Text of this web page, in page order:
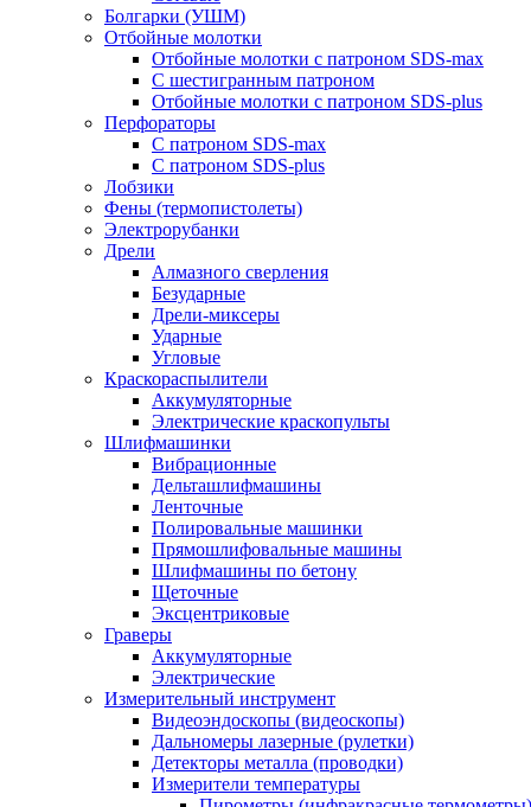
Болгарки (УШМ)
Отбойные молотки
Отбойные молотки с патроном SDS-max
С шестигранным патроном
Отбойные молотки с патроном SDS-plus
Перфораторы
С патроном SDS-max
С патроном SDS-plus
Лобзики
Фены (термопистолеты)
Электрорубанки
Дрели
Алмазного сверления
Безударные
Дрели-миксеры
Ударные
Угловые
Краскораспылители
Аккумуляторные
Электрические краскопульты
Шлифмашинки
Вибрационные
Дельташлифмашины
Ленточные
Полировальные машинки
Прямошлифовальные машины
Шлифмашины по бетону
Щеточные
Эксцентриковые
Граверы
Аккумуляторные
Электрические
Измерительный инструмент
Видеоэндоскопы (видеоскопы)
Дальномеры лазерные (рулетки)
Детекторы металла (проводки)
Измерители температуры